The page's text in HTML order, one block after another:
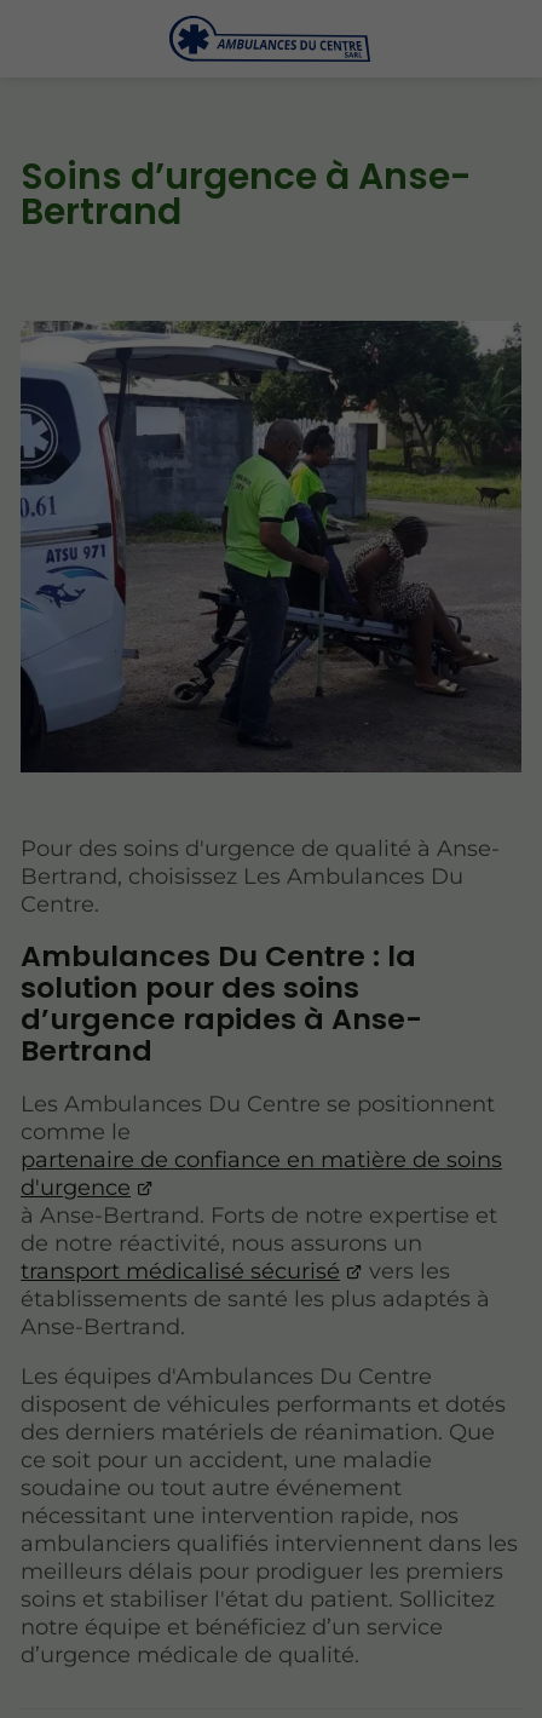
Soins d’urgence à Anse-
Bertrand
Pour des soins d'urgence de qualité à Anse-
Bertrand, choisissez Les Ambulances Du
Centre.
Ambulances Du Centre : la
solution pour des soins
d’urgence rapides à Anse-
Bertrand
Les Ambulances Du Centre se positionnent
comme le
partenaire de confiance en matière de soins
d'urgence
à Anse-Bertrand. Forts de notre expertise et
de notre réactivité, nous assurons un
transport médicalisé sécurisé
vers les
établissements de santé les plus adaptés à
Anse-Bertrand.
Les équipes d'Ambulances Du Centre
disposent de véhicules performants et dotés
des derniers matériels de réanimation. Que
ce soit pour un accident, une maladie
soudaine ou tout autre événement
nécessitant une intervention rapide, nos
ambulanciers qualifiés interviennent dans les
meilleurs délais pour prodiguer les premiers
soins et stabiliser l'état du patient. Sollicitez
notre équipe et bénéficiez d’un service
d’urgence médicale de qualité.